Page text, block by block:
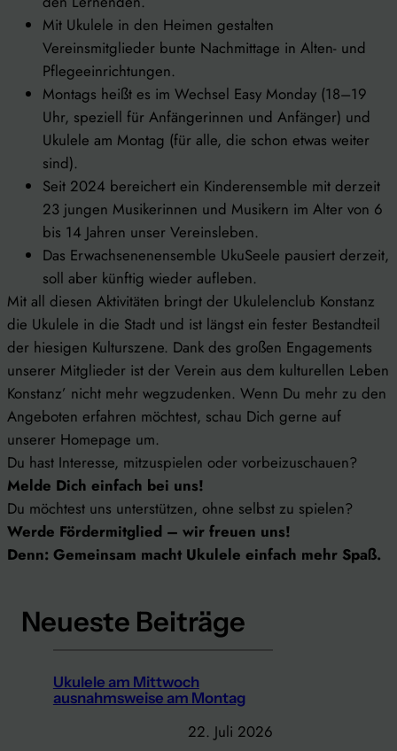
Mit Ukulele in den Heimen gestalten
Vereinsmitglieder bunte Nachmittage in Alten- und
Pflegeeinrichtungen.
Montags heißt es im Wechsel Easy Monday (18–19
Uhr, speziell für Anfängerinnen und Anfänger) und
Ukulele am Montag (für alle, die schon etwas weiter
sind).
Seit 2024 bereichert ein Kinderensemble mit derzeit
23 jungen Musikerinnen und Musikern im Alter von 6
bis 14 Jahren unser Vereinsleben.
Das Erwachsenenensemble UkuSeele pausiert derzeit,
soll aber künftig wieder aufleben.
Mit all diesen Aktivitäten bringt der Ukulelenclub Konstanz
die Ukulele in die Stadt und ist längst ein fester Bestandteil
der hiesigen Kulturszene. Dank des großen Engagements
unserer Mitglieder ist der Verein aus dem kulturellen Leben
Konstanz’ nicht mehr wegzudenken. Wenn Du mehr zu den
Angeboten erfahren möchtest, schau Dich gerne auf
unserer Homepage um.
Du hast Interesse, mitzuspielen oder vorbeizuschauen?
Melde Dich einfach bei uns!
Du möchtest uns unterstützen, ohne selbst zu spielen?
Werde Fördermitglied – wir freuen uns!
Denn: Gemeinsam macht Ukulele einfach mehr Spaß.
Neueste Beiträge
Ukulele am Mittwoch
ausnahmsweise am Montag
22. Juli 2026